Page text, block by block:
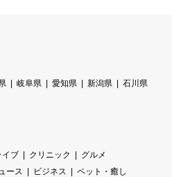
岐阜県 愛知県 新潟県
石川県
イブ クリニック
グルメ
ース ビジネス
ペット・癒し